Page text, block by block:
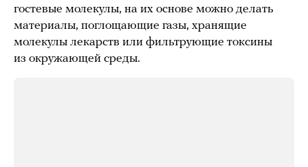
гостевые молекулы, на их основе можно делать
материалы, поглощающие газы, хранящие
молекулы лекарств или фильтрующие токсины
из окружающей среды.